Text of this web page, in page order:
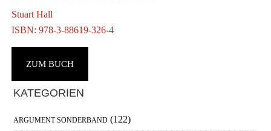
Stuart Hall
ISBN: 978-3-88619-326-4
ZUM BUCH
Haupt-
Sidebar
KATEGORIEN
ARGUMENT SONDERBAND (122)